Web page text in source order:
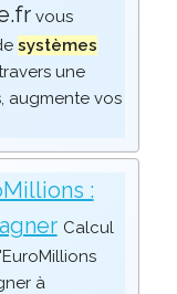
vous
systèmes
une
augmente vos
:
Calcul
à